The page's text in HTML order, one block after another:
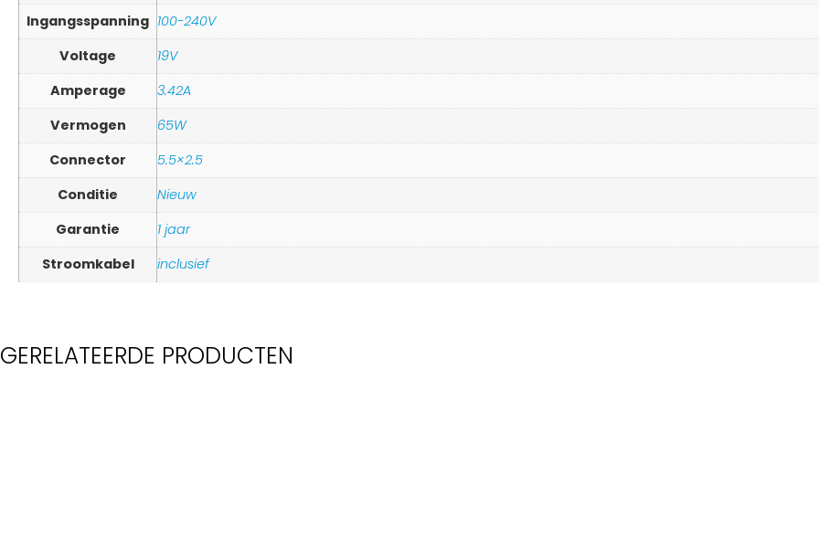
Ingangsspanning 100-240V
Voltage
19V
Amperage
3.42A
Vermogen
65W
Connector
5.5×2.5
Conditie
Nieuw
Garantie
1 jaar
Stroomkabel
inclusief
GERELATEERDE PRODUCTEN